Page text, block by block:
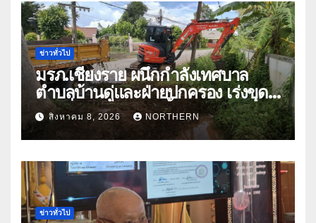
ข่าวทั่วไป
มรภ.เชียงราย ผนึกกำลังเทศบาล
ตำบลบ้านดู่และฝ่ายปกครอง เร่งขุด
ลอกสิ่งกีดขวางทางน้ำ ป้องกันและลด
ปัญหาน้ำท่วม
สิงหาคม 8, 2026 NORTHERN
ข่าวทั่วไป